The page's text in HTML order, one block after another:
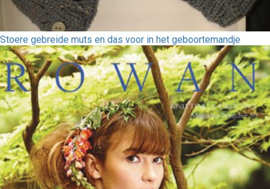
Stoere gebreide muts en das voor in het geboortemandje